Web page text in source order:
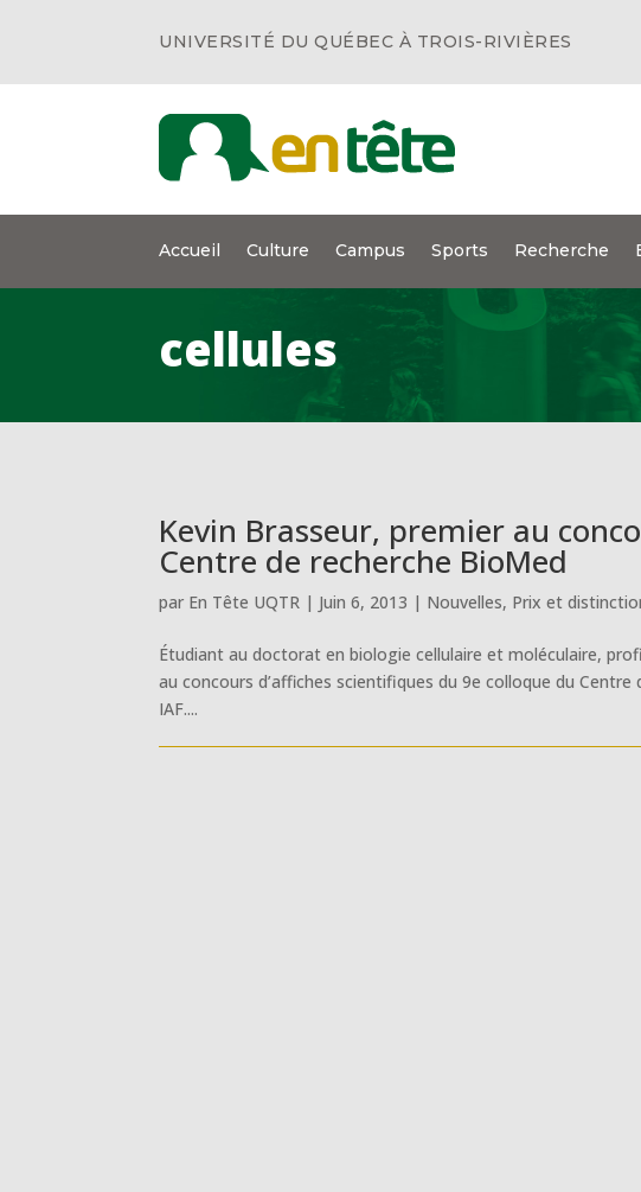
UNIVERSITÉ DU QUÉBEC À TROIS-RIVIÈRES
Accueil Culture Campus Sports Recherche
cellules
Kevin Brasseur, premier au
Centre de recherche BioMed
par En Tête UQTR | Juin 6, 2013 | Nouvelles, Prix et
Étudiant au doctorat en biologie cellulaire et moléculaire,
au concours d’affiches scientifiques du 9e colloque du Centre
IAF....